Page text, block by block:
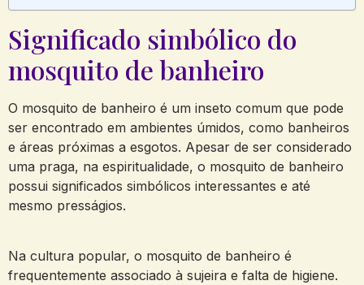
Significado simbólico do
mosquito de banheiro
O mosquito de banheiro é um inseto comum que pode
ser encontrado em ambientes úmidos, como banheiros
e áreas próximas a esgotos. Apesar de ser considerado
uma praga, na espiritualidade, o mosquito de banheiro
possui significados simbólicos interessantes e até
mesmo presságios.
Na cultura popular, o mosquito de banheiro é
frequentemente associado à sujeira e falta de higiene.